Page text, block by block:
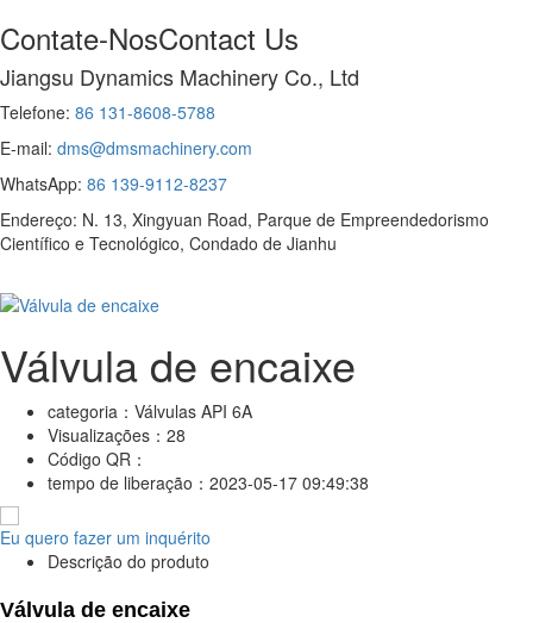
Contate-NosContact Us
Jiangsu Dynamics Machinery Co., Ltd
Telefone: 86 131-8608-5788
E-mail: dms@dmsmachinery.com
WhatsApp: 86 139-9112-8237
Endereço: N. 13, Xingyuan Road, Parque de Empreendedorismo
Científico e Tecnológico, Condado de Jianhu
Válvula de encaixe
categoria： Válvulas API 6A
Visualizações： 28
Código QR：
tempo de liberação： 2023-05-17 09:49:38
Eu quero fazer um inquérito
Descrição do produto
Válvula de encaixe